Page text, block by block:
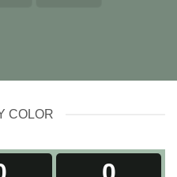
COLOR